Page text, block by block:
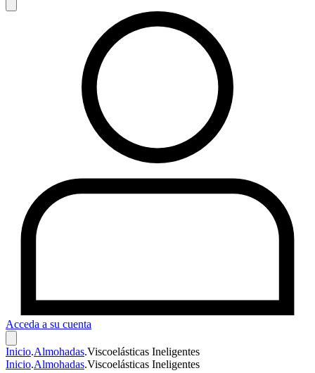
Acceda a su cuenta
Inicio.Almohadas.Viscoelásticas Ineligentes
Inicio.Almohadas.Viscoelásticas Ineligentes